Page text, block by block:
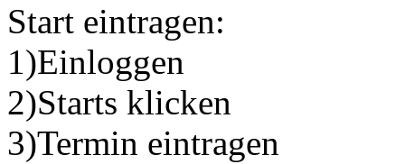
Start eintragen:
1)Einloggen
2)Starts klicken
3)Termin eintragen